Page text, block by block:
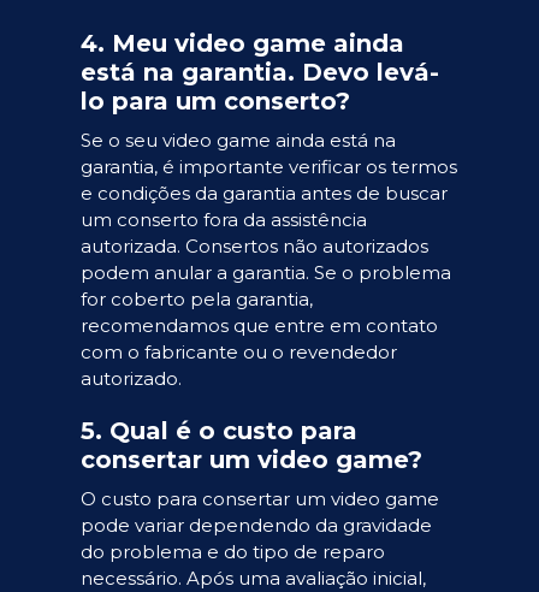
4. Meu video game ainda
está na garantia. Devo levá-
lo para um conserto?
Se o seu video game ainda está na
garantia, é importante verificar os termos
e condições da garantia antes de buscar
um conserto fora da assistência
autorizada. Consertos não autorizados
podem anular a garantia. Se o problema
for coberto pela garantia,
recomendamos que entre em contato
com o fabricante ou o revendedor
autorizado.
5. Qual é o custo para
consertar um video game?
O custo para consertar um video game
pode variar dependendo da gravidade
do problema e do tipo de reparo
necessário. Após uma avaliação inicial,